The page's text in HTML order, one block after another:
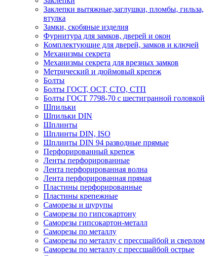
Заклепки вытяжные,заглушки, пломбы, гильза,
втулка
Замки, скобяные изделия
Фурнитура для замков, дверей и окон
Комплектующие для дверей, замков и ключей
Механизмы секрета
Механизмы секрета для врезных замков
Метрический и дюймовый крепеж
Болты
Болты ГОСТ, ОСТ, СТО, СТП
Болты ГОСТ 7798-70 с шестигранной головкой
Шпильки
Шпильки DIN
Шплинты
Шплинты DIN, ISO
Шплинты DIN 94 разводные прямые
Перфорированный крепеж
Ленты перфорированные
Лента перфорированная волна
Лента перфорированная прямая
Пластины перфорированные
Пластины крепежные
Саморезы и шурупы
Саморезы по гипсокартону
Саморезы гипсокартон-металл
Саморезы по металлу
Саморезы по металлу с прессшайбой и сверлом
Саморезы по металлу с прессшайбой острые